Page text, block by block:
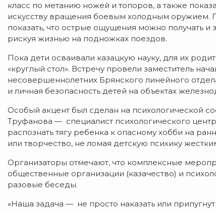
класс по метанию ножей и топоров, а также
искусству вращения боевым холодным оружием.
показать, что острые ощущения можно получать и
рискуя жизнью на подножках поездов.
Пока дети осваивали казацкую науку, для их
«круглый стол». Встречу провели заместитель
несовершеннолетних Брянского линейного
и личная безопасность детей на объектах
Особый акцент был сделан на психологической
Труфанова — специалист психологического
распознать тягу ребенка к опасному хобби на
или творчество, не ломая детскую психику
Организаторы отмечают, что комплексные
общественные организации (казачество) и
разовые беседы.
«Наша задача — не просто наказать или